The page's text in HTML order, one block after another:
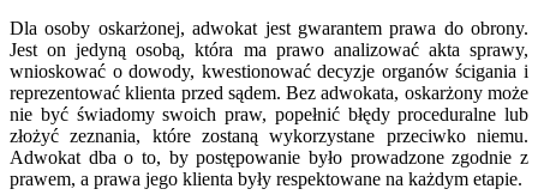
Dla osoby oskarżonej, adwokat jest gwarantem prawa do obrony.
Jest on jedyną osobą, która ma prawo analizować akta sprawy,
wnioskować o dowody, kwestionować decyzje organów ścigania i
reprezentować klienta przed sądem. Bez adwokata, oskarżony może
nie być świadomy swoich praw, popełnić błędy proceduralne lub
złożyć zeznania, które zostaną wykorzystane przeciwko niemu.
Adwokat dba o to, by postępowanie było prowadzone zgodnie z
prawem, a prawa jego klienta były respektowane na każdym etapie.